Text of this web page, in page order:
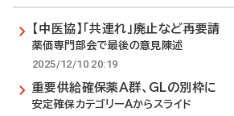
【中医協】「共連れ」廃止など再要請
薬価専門部会で最後の意見陳述
2025/12/10 20:19
重要供給確保薬A群、GLの別枠に
安定確保カテゴリーAからスライド